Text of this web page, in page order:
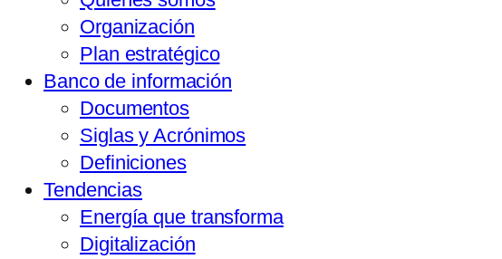
Organización
Plan estratégico
Banco de información
Documentos
Siglas y Acrónimos
Definiciones
Tendencias
Energía que transforma
Digitalización